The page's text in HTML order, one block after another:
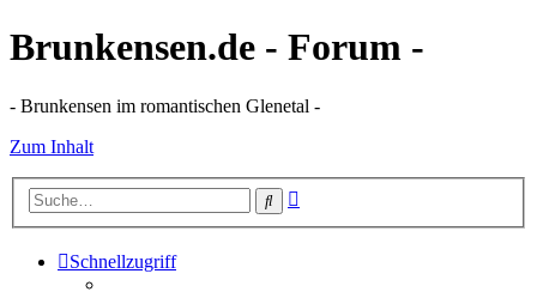
Brunkensen.de - Forum -
- Brunkensen im romantischen Glenetal -
Zum Inhalt
Suche
Schnellzugriff